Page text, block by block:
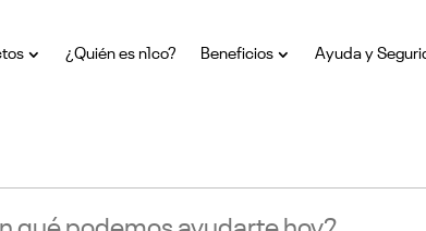
¿Quién es n1co? Beneficios Ayuda y